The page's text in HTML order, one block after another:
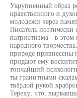
Укрупненный образ
нравственного и
молодежи через
Писатель
патриотизма - в этом
народного
природе привнесены
придают ему
тончайший
ты гранитными
твёрдой рукой
Тереку, что,